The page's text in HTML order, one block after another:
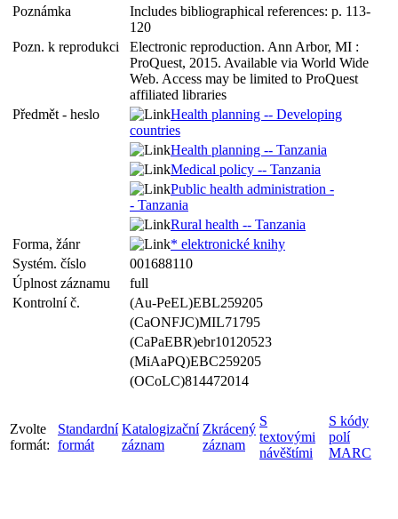
Poznámka
Includes bibliographical references: p. 113-
120
Pozn. k reprodukci
Electronic reproduction. Ann Arbor, MI :
ProQuest, 2015. Available via World Wide
Web. Access may be limited to ProQuest
affiliated libraries
Předmět - heslo
Health planning -- Developing
countries
Health planning -- Tanzania
Medical policy -- Tanzania
Public health administration -
- Tanzania
Rural health -- Tanzania
Forma, žánr
* elektronické knihy
Systém. číslo
001688110
Úplnost záznamu
full
Kontrolní č.
(Au-PeEL)EBL259205
(CaONFJC)MIL71795
(CaPaEBR)ebr10120523
(MiAaPQ)EBC259205
(OCoLC)814472014
Zvolte
formát:
Standardní
formát
Katalogizační
záznam
Zkrácený
záznam
S
textovými
návěštími
S kódy
polí
MARC